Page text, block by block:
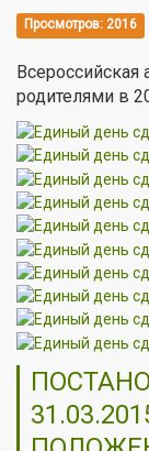
Просмотров: 2016
Всероссийская
родителями в